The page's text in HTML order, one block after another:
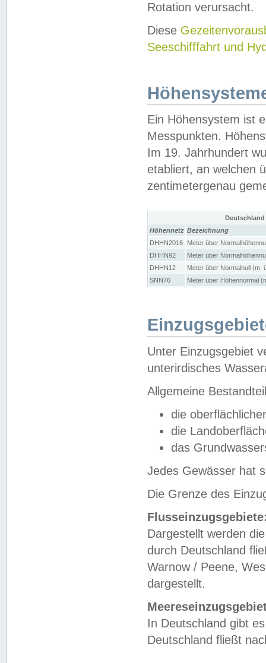
Rotation verursacht.
Diese
Seeschifffahrt und
Ein Höhensystem ist
Messpunkten.
Im 19. Jahrhundert
etabliert, an welchen
zentimetergenau
Höhennetz Bezeichnung
DHHN2016
Meter über
DHHN92
Meter über
DHHN12
Meter über Normalnull (m.
SNN76
Meter über Höhennormal
Unter Einzugsgebiet
unterirdisches
Allgemeine
die
die
das
Jedes Gewässer hat
Die Grenze des
Dargestellt werden
durch Deutschland
Warnow / Peene,
dargestellt.
In Deutschland gibt
Deutschland fließt